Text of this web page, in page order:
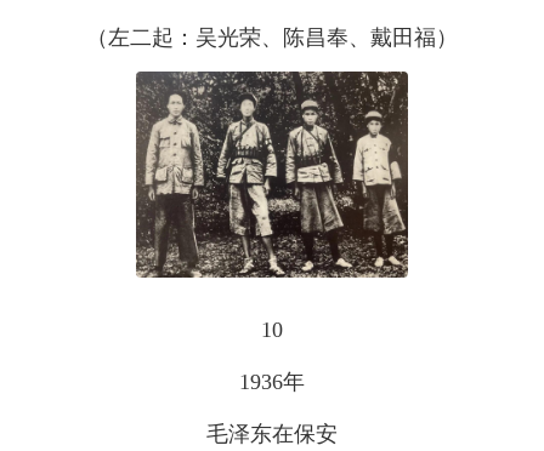
（左二起：吴光荣、陈昌奉、戴田福）
10
1936年
毛泽东在保安